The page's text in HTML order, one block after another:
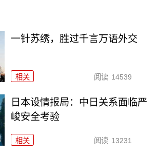
一针苏绣，胜过千言万语外交
相关 阅读 14539
日本设情报局：中日关系面临严
峻安全考验
相关 阅读 13231